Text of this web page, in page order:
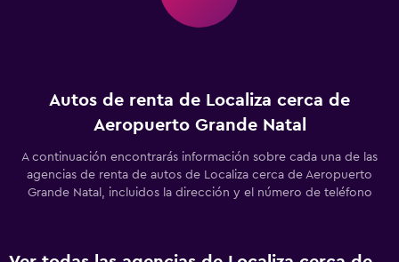
Autos de renta de Localiza cerca de
Aeropuerto Grande Natal
A continuación encontrarás información sobre cada una de las
agencias de renta de autos de Localiza cerca de Aeropuerto
Grande Natal, incluidos la dirección y el número de teléfono